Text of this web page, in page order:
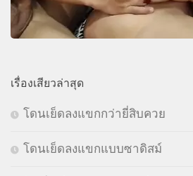
เรื่องเสียวล่าสุด
โดนเย็ดลงแขกกว่ายี่สิบควย
โดนเย็ดลงแขกแบบซาดิสม์